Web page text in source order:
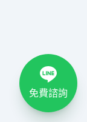
免費諮詢